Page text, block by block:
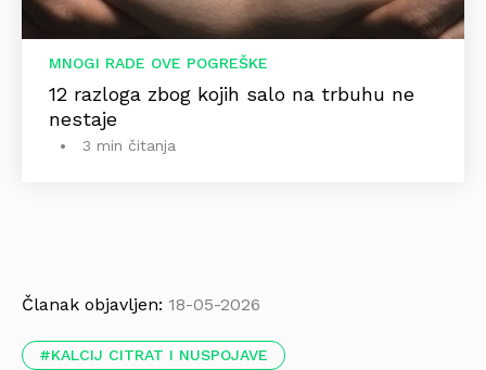
MNOGI RADE OVE POGREŠKE
12 razloga zbog kojih salo na trbuhu ne
nestaje
3 min čitanja
Članak objavljen: 18-05-2026
KALCIJ CITRAT I NUSPOJAVE